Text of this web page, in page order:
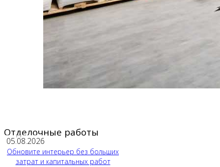
Отделочные работы
05.08.2026
Обновите интерьер без больших
затрат и капитальных работ